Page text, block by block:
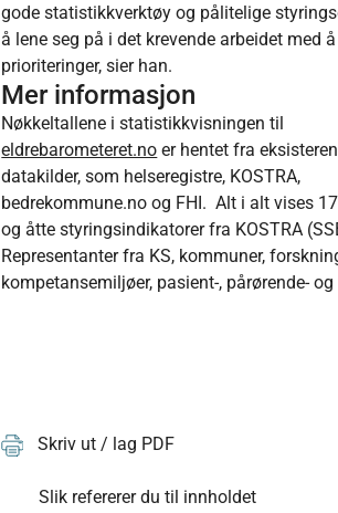
gode statistikkverktøy og pålitelige
å lene seg på i det krevende arbeidet med
prioriteringer, sier han.
Mer informasjon
Nøkkeltallene i statistikkvisningen til
eldrebarometeret.no er hentet fra
datakilder, som helseregistre, KOSTRA,
bedrekommune.no og FHI. Alt i alt vises 17
og åtte styringsindikatorer fra KOSTRA
Representanter fra KS, kommuner,
kompetansemiljøer, pasient-, pårørende-
Skriv ut / lag PDF
Slik refererer du til innholdet